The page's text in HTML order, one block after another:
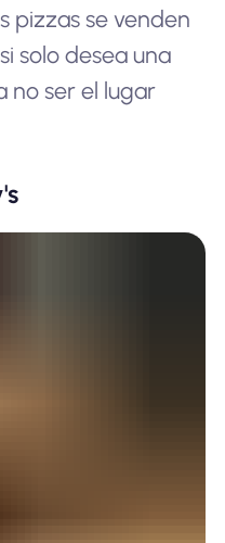
pizzas se venden
solo desea una
no ser el lugar